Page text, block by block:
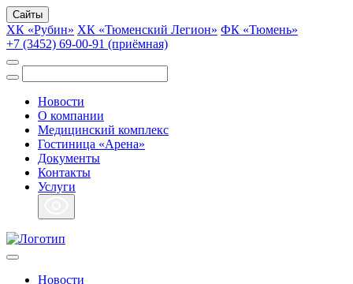
Сайты
ХК «Рубин» ХК «Тюменский Легион» ФК «Тюмень»
+7 (3452) 69-00-91 (приёмная)
Новости
О компании
Медицинский комплекс
Гостиница «Арена»
Документы
Контакты
Услуги
Новости